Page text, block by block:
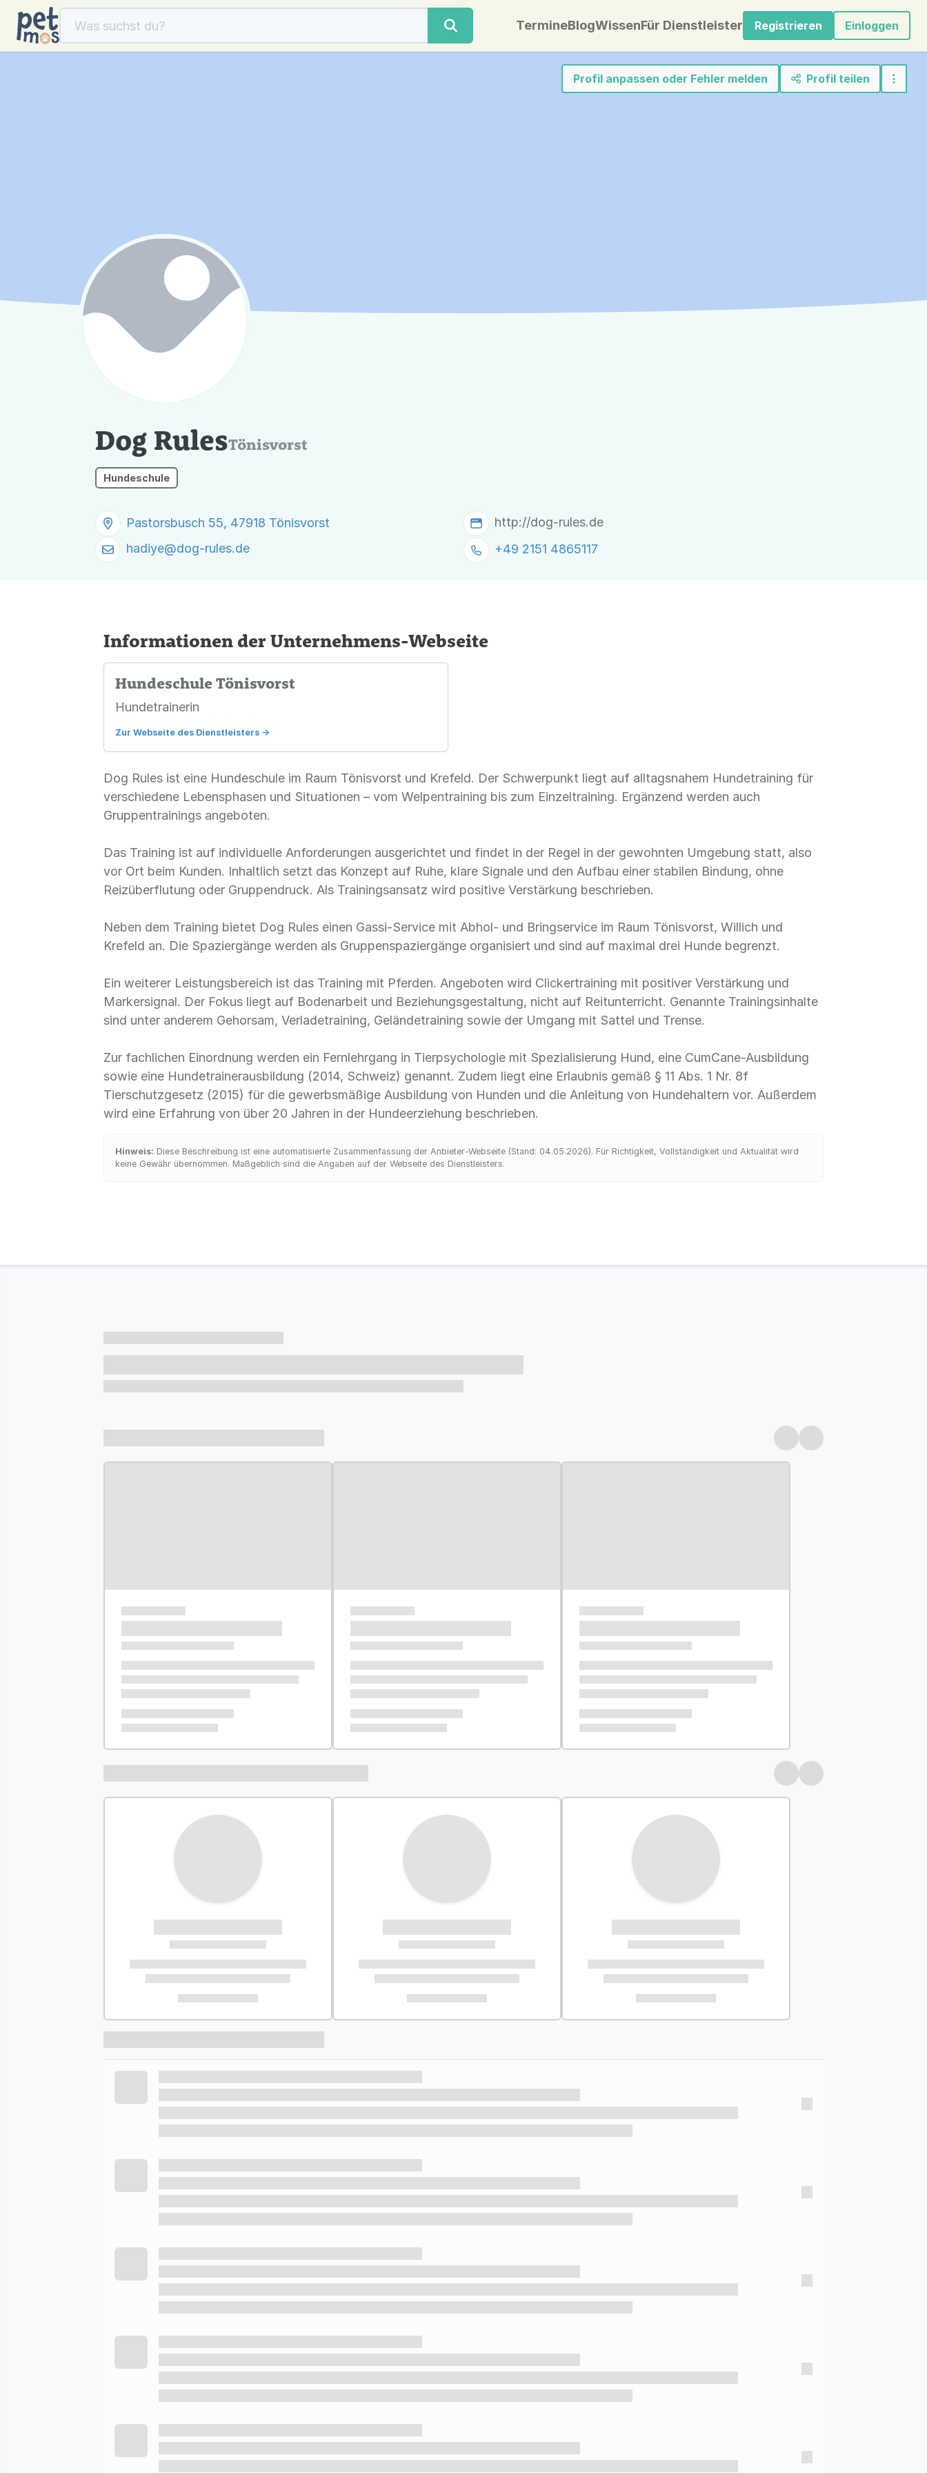
TermineBlogWissenFür Dienstleister Registrieren Einloggen
Profil anpassen oder Fehler melden Profil teilen
Dog RulesTönisvorst
Hundeschule
Pastorsbusch 55, 47918 Tönisvorst
http://dog-rules.de
hadiye@dog-rules.de +49 2151 4865117
Informationen der Unternehmens-Webseite
Hundeschule Tönisvorst
Hundetrainerin
Zur Webseite des Dienstleisters ->
Dog Rules ist eine Hundeschule im Raum Tönisvorst und Krefeld. Der Schwerpunkt liegt auf alltagsnahem Hundetraining für
verschiedene Lebensphasen und Situationen – vom Welpentraining bis zum Einzeltraining. Ergänzend werden auch
Gruppentrainings angeboten.
Das Training ist auf individuelle Anforderungen ausgerichtet und findet in der Regel in der gewohnten Umgebung statt, also
vor Ort beim Kunden. Inhaltlich setzt das Konzept auf Ruhe, klare Signale und den Aufbau einer stabilen Bindung, ohne
Reizüberflutung oder Gruppendruck. Als Trainingsansatz wird positive Verstärkung beschrieben.
Neben dem Training bietet Dog Rules einen Gassi-Service mit Abhol- und Bringservice im Raum Tönisvorst, Willich und
Krefeld an. Die Spaziergänge werden als Gruppenspaziergänge organisiert und sind auf maximal drei Hunde begrenzt.
Ein weiterer Leistungsbereich ist das Training mit Pferden. Angeboten wird Clickertraining mit positiver Verstärkung und
Markersignal. Der Fokus liegt auf Bodenarbeit und Beziehungsgestaltung, nicht auf Reitunterricht. Genannte Trainingsinhalte
sind unter anderem Gehorsam, Verladetraining, Geländetraining sowie der Umgang mit Sattel und Trense.
Zur fachlichen Einordnung werden ein Fernlehrgang in Tierpsychologie mit Spezialisierung Hund, eine CumCane-Ausbildung
sowie eine Hundetrainerausbildung (2014, Schweiz) genannt. Zudem liegt eine Erlaubnis gemäß § 11 Abs. 1 Nr. 8f
Tierschutzgesetz (2015) für die gewerbsmäßige Ausbildung von Hunden und die Anleitung von Hundehaltern vor. Außerdem
wird eine Erfahrung von über 20 Jahren in der Hundeerziehung beschrieben.
Hinweis: Diese Beschreibung ist eine automatisierte Zusammenfassung der Anbieter-Webseite (Stand: 04.05.2026). Für Richtigkeit, Vollständigkeit und Aktualität wird
keine Gewähr übernommen. Maßgeblich sind die Angaben auf der Webseite des Dienstleisters.